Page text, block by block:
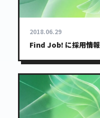
2018.06.29
Find Job! に採用情報